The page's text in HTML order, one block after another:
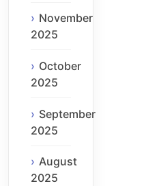
November
2025
October
2025
September
2025
August
2025